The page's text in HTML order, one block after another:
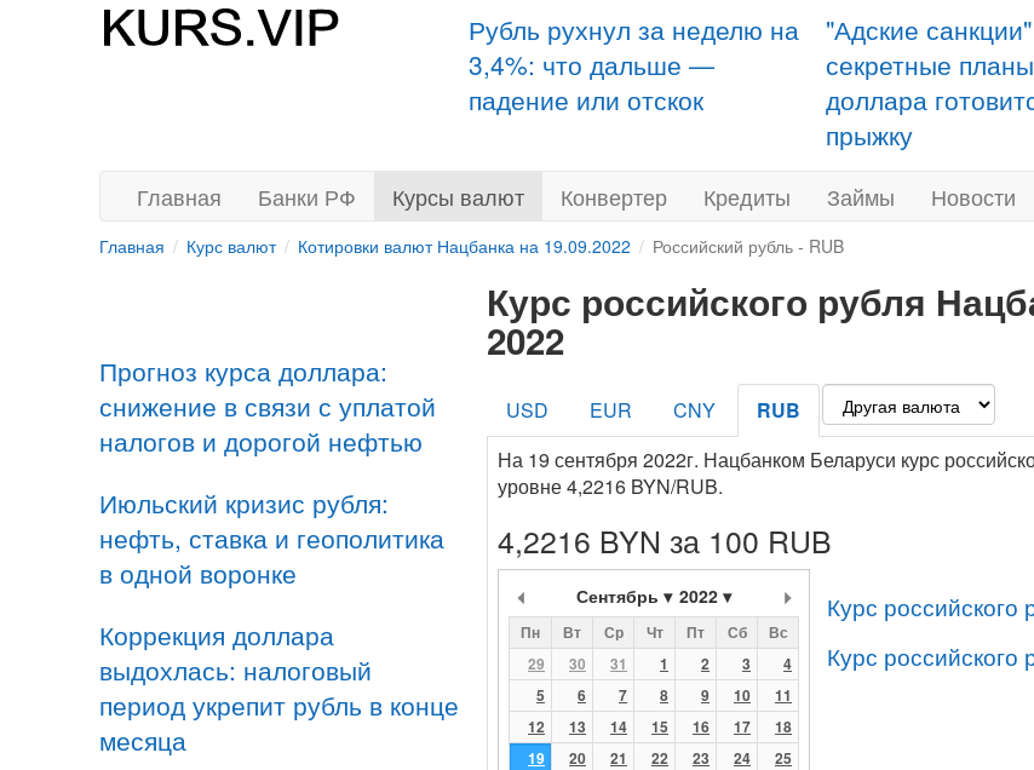
Рубль рухнул за неделю на
3,4%: что дальше —
падение или отскок
"Адские
секретные
доллара
прыжку
Главная Банки РФ Курсы валют Конвертер Кредиты Займы Новости
Главная Курс валют Котировки валют Нацбанка на 19.09.2022 Российский рубль - RUB
Прогноз курса доллара:
снижение в связи с уплатой
налогов и дорогой нефтью
Июльский кризис рубля:
нефть, ставка и геополитика
в одной воронке
Коррекция доллара
выдохлась: налоговый
период укрепит рубль в конце
месяца
Курс российского рубля
2022
USD EUR CNY
RUB
На 19 сентября 2022г. Нацбанком Беларуси курс
уровне 4,2216 BYN/RUB.
4,2216 BYN за 100 RUB
Сентябрь 2022
Пн Вт Ср Чт Пт Сб
Вс
29
30 31 1 2 3
4
5
6 7 8 9 10
11
12
13 14 15 16 17
18
19
20 21 22 23 24
25
Курс
Курс